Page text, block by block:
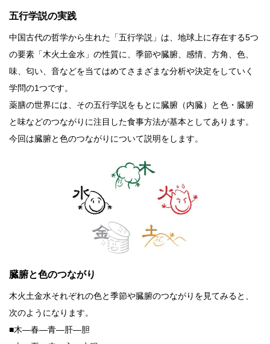
五行学説の実践
中国古代の哲学から生れた「五行学説」は、地球上に存在する5つ
の要素「木火土金水」の性質に、季節や臓腑、感情、方角、色、
味、匂い、音などを当てはめてさまざまな分析や決定をしていく
学問の1つです。
薬膳の世界には、その五行学説をもとに臓腑（内臓）と色・臓腑
と味などのつながりに注目した食事方法が基本としてあります。
今回は臓腑と色のつながりについて説明をします。
臓腑と色のつながり
木火土金水それぞれの色と季節や臓腑のつながりを見てみると、
次のようになります。
■木―春―青―肝―胆